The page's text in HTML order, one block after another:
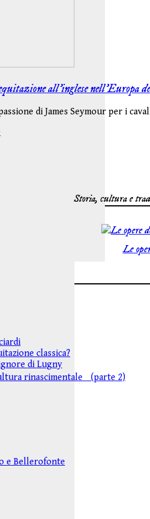
all’inglese nell’Europa
di James Seymour per i
Storia, cultura e
Le
classica?
di Lugny
rinascimentale (parte 2)
e Bellerofonte